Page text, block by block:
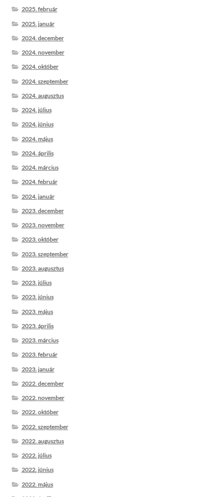
2025. február
2025. január
2024. december
2024. november
2024. október
2024. szeptember
2024. augusztus
2024. július
2024. június
2024. május
2024. április
2024. március
2024. február
2024. január
2023. december
2023. november
2023. október
2023. szeptember
2023. augusztus
2023. július
2023. június
2023. május
2023. április
2023. március
2023. február
2023. január
2022. december
2022. november
2022. október
2022. szeptember
2022. augusztus
2022. július
2022. június
2022. május